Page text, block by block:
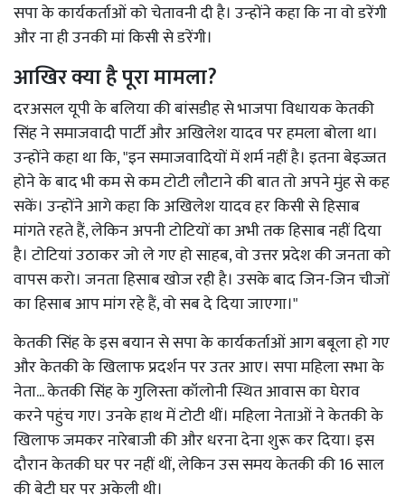
सपा के कार्यकर्ताओं को चेतावनी दी है। उन्होंने कहा कि ना वो डरेंगी
और ना ही उनकी मां किसी से डरेंगी।
आखिर क्या है पूरा मामला?
दरअसल यूपी के बलिया की बांसडीह से भाजपा विधायक केतकी
सिंह ने समाजवादी पार्टी और अखिलेश यादव पर हमला बोला था।
उन्होंने कहा था कि, "इन समाजवादियों में शर्म नहीं है। इतना बेइज्जत
होने के बाद भी कम से कम टोटी लौटाने की बात तो अपने मुंह से कह
सकें। उन्होंने आगे कहा कि अखिलेश यादव हर किसी से हिसाब
मांगते रहते हैं, लेकिन अपनी टोटियों का अभी तक हिसाब नहीं दिया
है। टोटियां उठाकर जो ले गए हो साहब, वो उत्तर प्रदेश की जनता को
वापस करो। जनता हिसाब खोज रही है। उसके बाद जिन-जिन चीजों
का हिसाब आप मांग रहे हैं, वो सब दे दिया जाएगा।"
केतकी सिंह के इस बयान से सपा के कार्यकर्ताओं आग बबूला हो गए
और केतकी के खिलाफ प्रदर्शन पर उतर आए। सपा महिला सभा के
नेता... केतकी सिंह के गुलिस्ता कॉलोनी स्थित आवास का घेराव
करने पहुंच गए। उनके हाथ में टोटी थीं। महिला नेताओं ने केतकी के
खिलाफ जमकर नारेबाजी की और धरना देना शुरू कर दिया। इस
दौरान केतकी घर पर नहीं थीं, लेकिन उस समय केतकी की 16 साल
की बेटी घर पर अकेली थी।